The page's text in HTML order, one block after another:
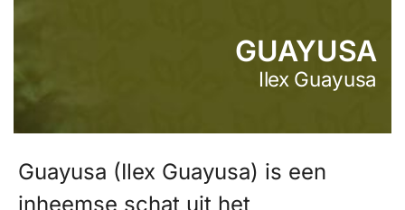
GUAYUSA
Ilex Guayusa
Guayusa (Ilex Guayusa) is een
inheemse schat uit het